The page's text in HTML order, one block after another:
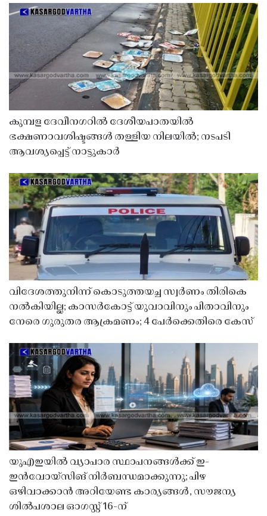
കുമ്പള ദേവീനഗറിൽ ദേശീയപാതയിൽ
ഭക്ഷണാവശിഷ്ടങ്ങൾ തള്ളിയ നിലയിൽ; നടപടി
ആവശ്യപ്പെട്ട് നാട്ടുകാർ
വിദേശത്തുനിന്ന് കൊടുത്തയച്ച സ്വർണം തിരികെ
നൽകിയില്ല; കാസർകോട്ട് യുവാവിനും പിതാവിനും
നേരെ ഗുരുതര ആക്രമണം; 4 പേർക്കെതിരെ കേസ്
യുഎഇയിൽ വ്യാപാര സ്ഥാപനങ്ങൾക്ക് ഇ-
ഇൻവോയ്സിങ് നിർബന്ധമാക്കുന്നു; പിഴ
ഒഴിവാക്കാൻ അറിയേണ്ട കാര്യങ്ങൾ, സൗജന്യ
ശിൽപശാല ഓഗസ്റ്റ് 16-ന്